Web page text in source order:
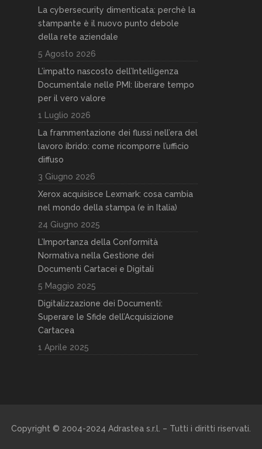
La cybersecurity dimenticata: perchè la
stampante è il nuovo punto debole
della rete aziendale
5 Agosto 2026
L’impatto nascosto dell’Intelligenza
Documentale nelle PMI: liberare tempo
per il vero valore
1 Luglio 2026
La frammentazione dei flussi nell’era del
lavoro ibrido: come ricomporre l’ufficio
diffuso
3 Giugno 2026
Xerox acquisisce Lexmark: cosa cambia
nel mondo della stampa (e in Italia)
24 Giugno 2025
L’Importanza della Conformità
Normativa nella Gestione dei
Documenti Cartacei e Digitali
5 Maggio 2025
Digitalizzazione dei Documenti:
Superare le Sfide dell’Acquisizione
Cartacea
1 Aprile 2025
Copyright © 2004-2024 Adrastea s.r.l. – Tutti i diritti riservati.